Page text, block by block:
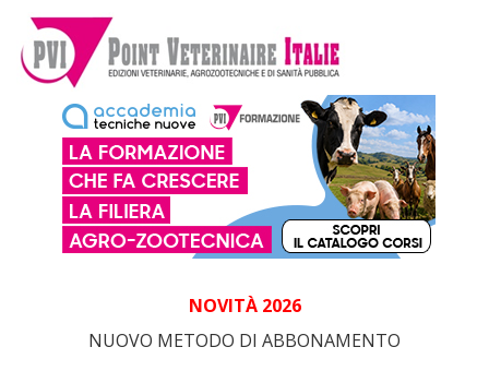
NOVITÀ2026
NUOVO METODO DI ABBONAMENTO